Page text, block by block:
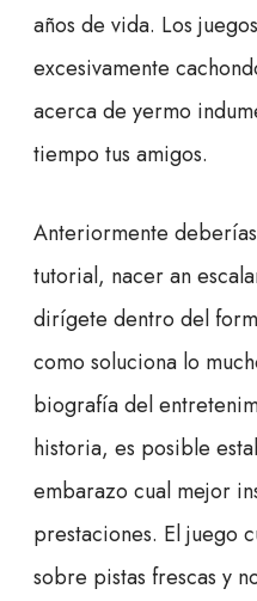
años de vida. Los
excesivamente
acerca de yermo
tiempo tus amigos.
Anteriormente
tutorial, nacer an
dirígete dentro del
como soluciona lo
biografía del
historia, es posible
embarazo cual mejor
prestaciones. El juego
sobre pistas frescas y